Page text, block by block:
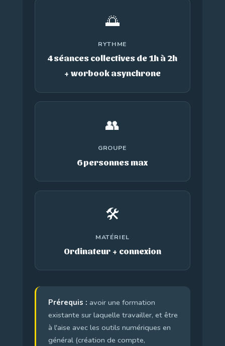
🌅
RYTHME
4 séances collectives de 1h à 2h
+ worbook asynchrone
👥
GROUPE
6 personnes max
🛠️
MATÉRIEL
Ordinateur + connexion
Prérequis : avoir une formation
existante sur laquelle travailler, et être
à l'aise avec les outils numériques en
général (création de compte,